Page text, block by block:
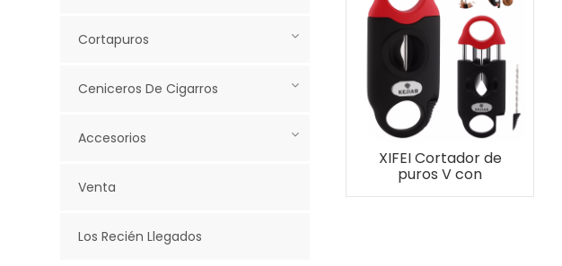
XIFEI Cortador de
puros V con
Cortapuros
Ceniceros De Cigarros
Accesorios
Venta
Los Recién Llegados